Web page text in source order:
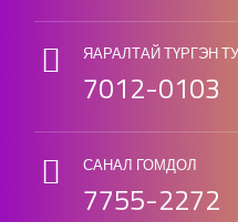
ЯАРАЛТАЙ ТҮРГЭН
7012-0103
САНАЛ ГОМДОЛ
7755-2272